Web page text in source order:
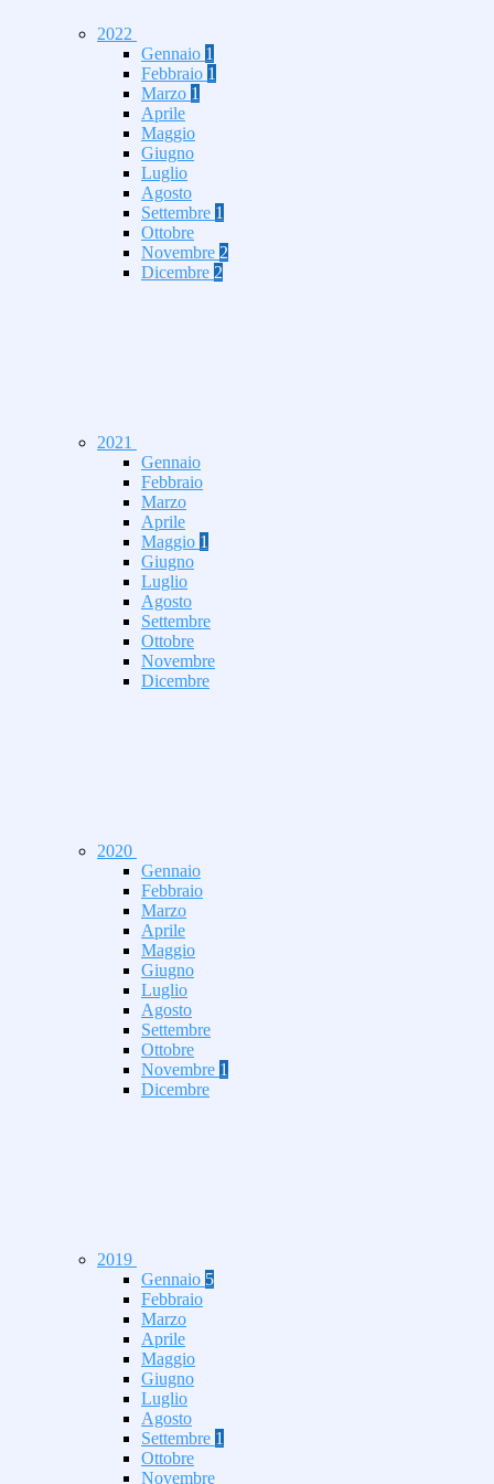
2022
Gennaio 1
Febbraio 1
Marzo 1
Aprile
Maggio
Giugno
Luglio
Agosto
Settembre 1
Ottobre
Novembre 2
Dicembre 2
2021
Gennaio
Febbraio
Marzo
Aprile
Maggio 1
Giugno
Luglio
Agosto
Settembre
Ottobre
Novembre
Dicembre
2020
Gennaio
Febbraio
Marzo
Aprile
Maggio
Giugno
Luglio
Agosto
Settembre
Ottobre
Novembre 1
Dicembre
2019
Gennaio 5
Febbraio
Marzo
Aprile
Maggio
Giugno
Luglio
Agosto
Settembre 1
Ottobre
Novembre